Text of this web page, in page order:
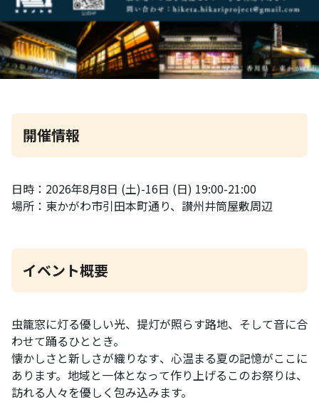
開催情報
日時：2026年8月8日 (土)-16日 (日) 19:00-21:00
場所：東かがわ市引田本町通り、讃州井筒屋敷周辺
イベント概要
虫籠窓に灯る優しい光、提灯が照らす路地、そして音に合
わせて踊るひととき。
懐かしさと新しさが織りなす、心温まる夏の記憶がここに
あります。地域と一体となって作り上げるこのお祭りは、
訪れる人々を優しく包み込みます。